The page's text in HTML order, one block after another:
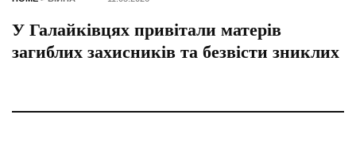
У Галайківцях привітали матерів
загиблих захисників та безвісти зниклих